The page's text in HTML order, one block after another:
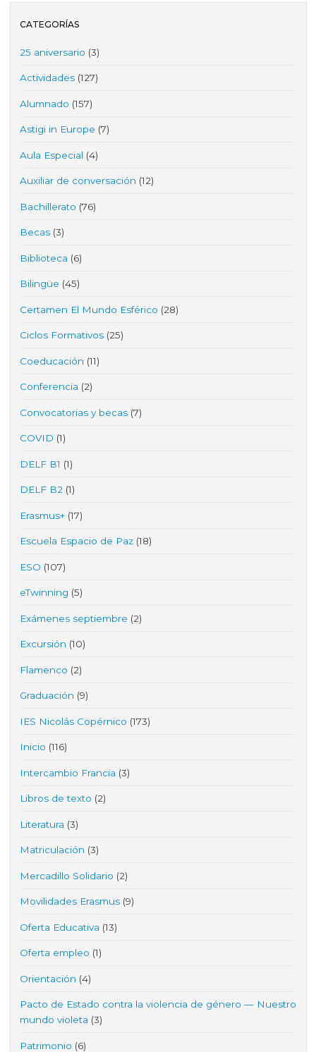
CATEGORÍAS
25 aniversario (3)
Actividades (127)
Alumnado (157)
Astigi in Europe (7)
Aula Especial (4)
Auxiliar de conversación (12)
Bachillerato (76)
Becas (3)
Biblioteca (6)
Bilingüe (45)
Certamen El Mundo Esférico (28)
Ciclos Formativos (25)
Coeducación (11)
Conferencia (2)
Convocatorias y becas (7)
COVID (1)
DELF B1 (1)
DELF B2 (1)
Erasmus+ (17)
Escuela Espacio de Paz (18)
ESO (107)
eTwinning (5)
Exámenes septiembre (2)
Excursión (10)
Flamenco (2)
Graduación (9)
IES Nicolás Copérnico (173)
Inicio (116)
Intercambio Francia (3)
Libros de texto (2)
Literatura (3)
Matriculación (3)
Mercadillo Solidario (2)
Movilidades Erasmus (9)
Oferta Educativa (13)
Oferta empleo (1)
Orientación (4)
Pacto de Estado contra la violencia de género — Nuestro
mundo violeta (3)
Patrimonio (6)